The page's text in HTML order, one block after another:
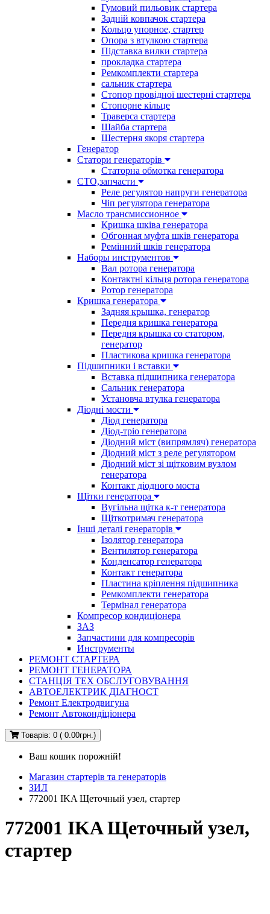
Гумовий пильовик стартера
Задній ковпачок стартера
Кольцо упорное, стартер
Опора з втулкою стартера
Підставка вилки стартера
прокладка стартера
Ремкомплекти стартера
сальник стартера
Стопор провідної шестерні стартера
Стопорне кільце
Траверса стартера
Шайба стартера
Шестерня якоря стартера
Генератор
Cтатори генераторів
Статорна обмотка генератора
СТО,запчасти
Реле регулятор напруги генератора
Чіп регулятора генератора
Масло трансмиссионное
Кришка шківа генератора
Обгонная муфта шків генератора
Ремінний шків генератора
Наборы инструментов
Вал ротора генератора
Контактні кільця ротора генератора
Ротор генератора
Кришка генератора
Задняя крышка, генератор
Передня кришка генератора
Передня крышка со статором,
генератор
Пластикова кришка генератора
Підшипники і вставки
Вставка підшипника генератора
Сальник генератора
Установча втулка генератора
Діодні мости
Діод генератора
Діод-тріо генератора
Діодний міст (випрямляч) генератора
Діодний міст з реле регулятором
Діодний міст зі щітковим вузлом
генератора
Контакт діодного моста
Щітки генератора
Вугільна щітка к-т генератора
Щіткотримач генератора
Інші деталі генераторів
Ізолятор генератора
Вентилятор генератора
Конденсатор генератора
Контакт генератора
Пластина кріплення підшипника
Ремкомплекти генератора
Термінал генератора
Компресор кондиціонера
ЗАЗ
Запчастини для компресорів
Инструменты
РЕМОНТ СТАРТЕРА
РЕМОНТ ГЕНЕРАТОРА
СТАНЦІЯ ТЕХ ОБСЛУГОВУВАННЯ
АВТОЕЛЕКТРИК ДІАГНОСТ
Ремонт Електродвигуна
Ремонт Автокондіціонера
Товарів: 0 ( 0.00грн.)
Ваш кошик порожній!
Магазин стартерів та генераторів
ЗИЛ
772001 IKA Щеточный узел, стартер
772001 IKA Щеточный узел,
стартер